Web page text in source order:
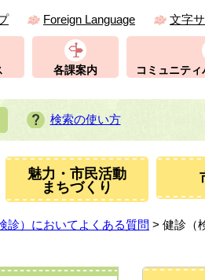
Foreign Language 文字
各課案内 コミュニテ
検索の使い方
魅力・市民活動
まちづくり
診）においてよくある質問 > 健診（